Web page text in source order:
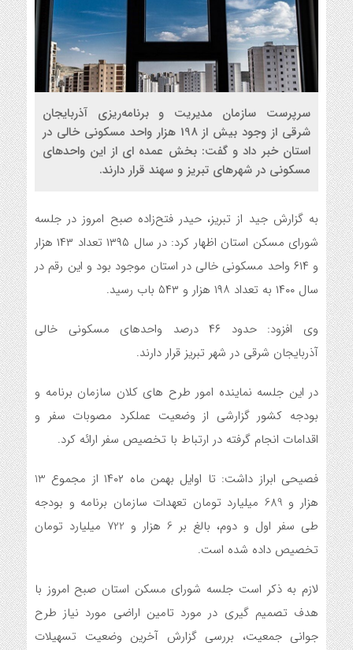
سرپرست سازمان مدیریت و برنامه‌ریزی آذربایجان
شرقی از وجود بیش از 198 هزار واحد مسکونی خالی در
استان خبر داد و گفت: بخش عمده ای از این واحدهای
مسکونی در شهرهای تبریز و سهند قرار دارند.
به گزارش جید از تبریز، حیدر فتح‌زاده صبح امروز در جلسه
شورای مسکن استان اظهار کرد: در سال ۱۳۹۵ تعداد ۱۴۳ هزار
و ۶۱۴ واحد مسکونی خالی در استان موجود بود و این رقم در
سال ۱۴۰۰ به تعداد ۱۹۸ هزار و ۵۴۳ باب رسید.
وی افزود: حدود ۴۶ درصد واحدهای مسکونی خالی
آذربایجان شرقی در شهر تبریز قرار دارند.
در این جلسه نماینده امور طرح های کلان سازمان برنامه و
بودجه کشور گزارشی از وضعیت عملکرد مصوبات سفر و
اقدامات انجام گرفته در ارتباط با تخصیص سفر ارائه کرد.
فصیحی ابراز داشت: تا اوایل بهمن ماه ۱۴۰۲ از مجموع 13
هزار و 689 میلیارد تومان تعهدات سازمان برنامه و بودجه
طی سفر اول و دوم، بالغ بر 6 هزار و 722 میلیارد تومان
تخصیص داده شده است.
لازم به ذکر است جلسه شورای مسکن استان صبح امروز با
هدف تصمیم گیری در مورد تامین اراضی مورد نیاز طرح
جوانی جمعیت، بررسی گزارش آخرین وضعیت تسهیلات